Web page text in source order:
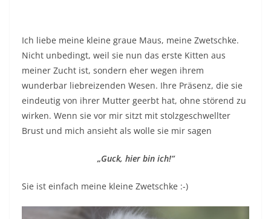
Ich liebe meine kleine graue Maus, meine Zwetschke.
Nicht unbedingt, weil sie nun das erste Kitten aus
meiner Zucht ist, sondern eher wegen ihrem
wunderbar liebreizenden Wesen. Ihre Präsenz, die sie
eindeutig von ihrer Mutter geerbt hat, ohne störend zu
wirken. Wenn sie vor mir sitzt mit stolzgeschwellter
Brust und mich ansieht als wolle sie mir sagen
„Guck, hier bin ich!“
Sie ist einfach meine kleine Zwetschke :-)